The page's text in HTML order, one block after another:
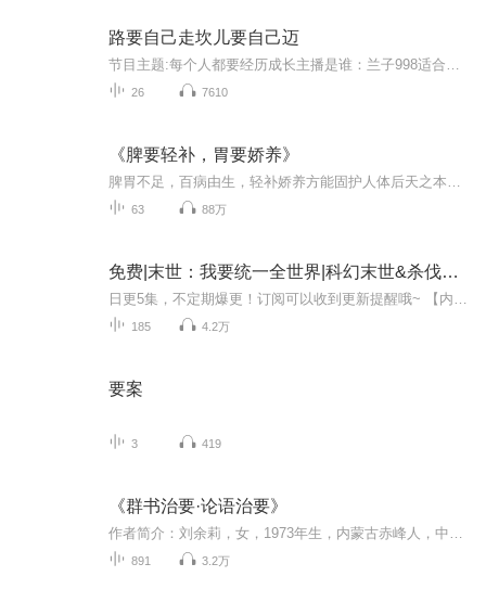
路要自己走坎儿要自己迈
26 7610
《脾要轻补，胃要娇养》
63 88万
免费|末世：我要统一全世界|科幻末世&杀伐果断&豪门
185 4.2万
要案
3 419
《群书治要·论语治要》
891 3.2万